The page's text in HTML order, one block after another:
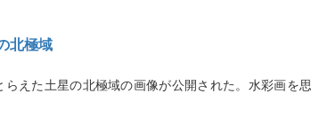
北極域
えた土星の北極域の画像が公開された。水彩画を